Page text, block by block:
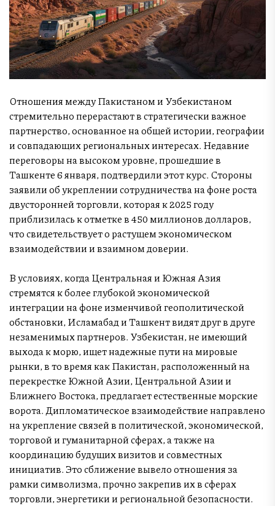
Отношения между Пакистаном и Узбекистаном
стремительно перерастают в стратегически важное
партнерство, основанное на общей истории, географии
и совпадающих региональных интересах. Недавние
переговоры на высоком уровне, прошедшие в
Ташкенте 6 января, подтвердили этот курс. Стороны
заявили об укреплении сотрудничества на фоне роста
двусторонней торговли, которая к 2025 году
приблизилась к отметке в 450 миллионов долларов,
что свидетельствует о растущем экономическом
взаимодействии и взаимном доверии.
В условиях, когда Центральная и Южная Азия
стремятся к более глубокой экономической
интеграции на фоне изменчивой геополитической
обстановки, Исламабад и Ташкент видят друг в друге
незаменимых партнеров. Узбекистан, не имеющий
выхода к морю, ищет надежные пути на мировые
рынки, в то время как Пакистан, расположенный на
перекрестке Южной Азии, Центральной Азии и
Ближнего Востока, предлагает естественные морские
ворота. Дипломатическое взаимодействие направлено
на укрепление связей в политической, экономической,
торговой и гуманитарной сферах, а также на
координацию будущих визитов и совместных
инициатив. Это сближение вывело отношения за
рамки символизма, прочно закрепив их в сферах
торговли, энергетики и региональной безопасности.